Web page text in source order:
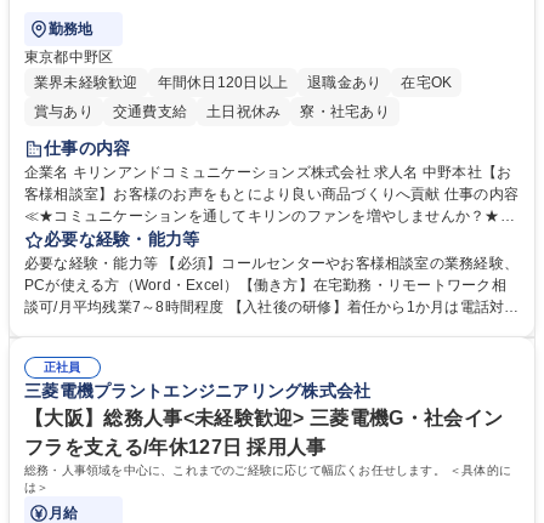
勤務地
東京都中野区
業界未経験歓迎
年間休日120日以上 退職金あり
在宅OK
賞与あり
交通費支給 土日祝休み 寮・社宅あり
仕事の内容
企業名 キリンアンドコミュニケーションズ株式会社 求人名 中野本社【お
客様相談室】お客様のお声をもとにより良い商品づくりへ貢献 仕事の内容
≪★コミュニケーションを通してキリンのファンを増やしませんか？★≫
お客様のお声をより良い商品づくりに活かしていく上で、窓口となるお客
様相談室でのお仕事です。 日々お客様からいただくキリングループへのご
意見を、企業活動に活かしています。お客様からの声に迅速かつ誠意をも
って対応、情報提供するとともにグループ内活動に反映しています。 【具
平均100件前後■メール・手紙：同上40件前後 募集職種 中野本社【お客様
相談室】お客様のお声をもとにより良い商品づくりへ貢献
必要な経験・能力等
必要な経験・能力等 【必須】コールセンターやお客様相談室の業務経験、
PCが使える方（Word・Excel）【働き方】在宅勤務・リモートワーク相
談可/月平均残業7～8時間程度 【入社後の研修】着任から1か月は電話対応
すのでご安心ください。 【当社について】キリングループの広報機能を担
う会社として、お客様との出会いを大切にし、磨き上げたホスピタリティ
を込めてコミュニケーションをとりながら広報関連業務を行っておりま
す。 学歴・資格 学歴：大学院 大学 高専 短大 専修学校 高校 語学力： 資
格：
正社員
三菱電機プラントエンジニアリング株式会社
【大阪】総務人事<未経験歓迎> 三菱電機G・社会イン
フラを支える/年休127日 採用人事
総務・人事領域を中心に、これまでのご経験に応じて幅広くお任せします。 ＜具体的に
は＞
月給